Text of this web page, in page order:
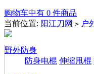
购物车中有 0 件商品
当前位置: 阳江刀网 > 户
野外防身
防身电棍 伸缩甩棍